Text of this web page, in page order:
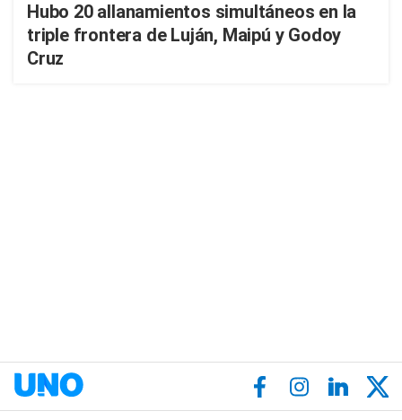
Hubo 20 allanamientos simultáneos en la
triple frontera de Luján, Maipú y Godoy
Cruz